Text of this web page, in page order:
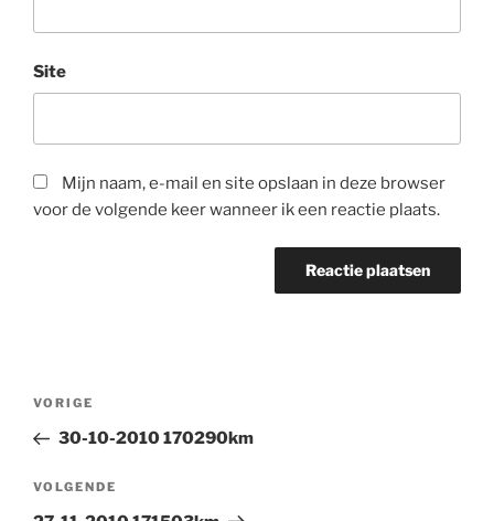
Site
Mijn naam, e-mail en site opslaan in deze browser
voor de volgende keer wanneer ik een reactie plaats.
Bericht
Vorig
bericht
VORIGE
30-10-2010 170290km
Volgend
bericht
VOLGENDE